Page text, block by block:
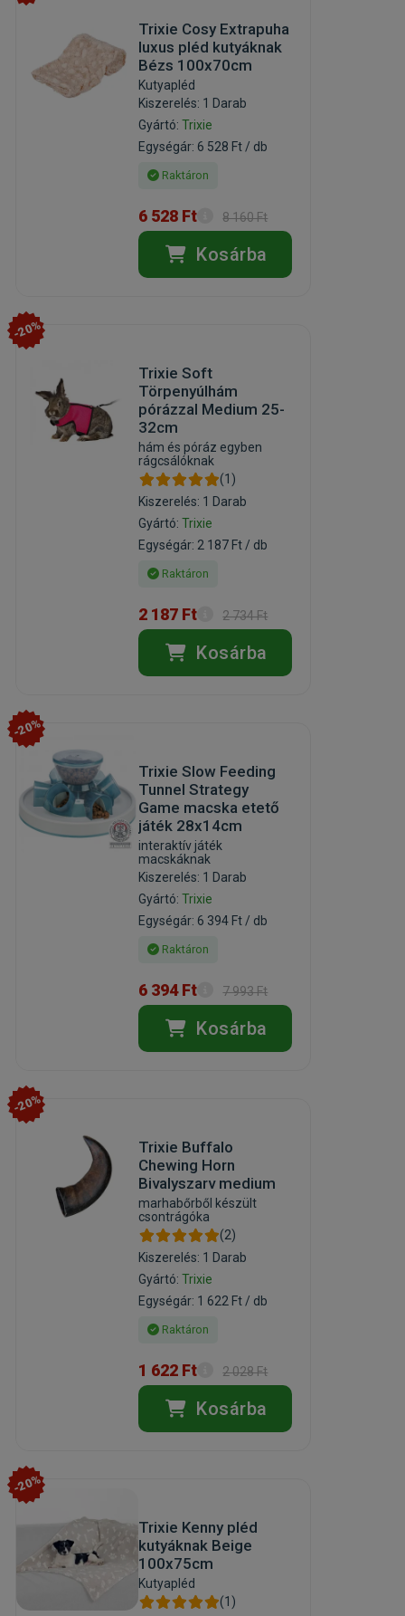
Trixie Cosy Extrapuha
luxus pléd kutyáknak
Bézs 100x70cm
Kutyapléd
Kiszerelés: 1 Darab
Gyártó:Trixie
Egységár: 6 528 Ft / db
Raktáron
6 528 Ft 8 160 Ft
Kosárba
-20%
Trixie Soft
Törpenyúlhám
pórázzal Medium 25-
32cm
hám és póráz egyben
rágcsálóknak
(1)
Kiszerelés: 1 Darab
Gyártó:Trixie
Egységár: 2 187 Ft / db
Raktáron
2 187 Ft 2 734 Ft
Kosárba
-20%
Trixie Slow Feeding
Tunnel Strategy
Game macska etető
játék 28x14cm
interaktív játék
macskáknak
Kiszerelés: 1 Darab
Gyártó:Trixie
Egységár: 6 394 Ft / db
Raktáron
6 394 Ft 7 993 Ft
Kosárba
-20%
Trixie Buffalo
Chewing Horn
Bivalyszarv medium
marhabőrből készült
csontrágóka
(2)
Kiszerelés: 1 Darab
Gyártó:Trixie
Egységár: 1 622 Ft / db
Raktáron
1 622 Ft 2 028 Ft
Kosárba
-20%
Trixie Kenny pléd
kutyáknak Beige
100x75cm
Kutyapléd
(1)